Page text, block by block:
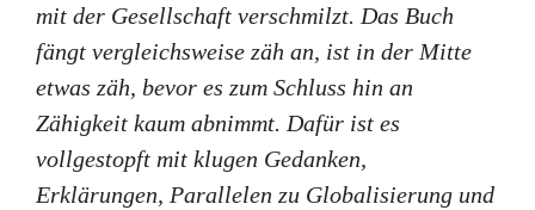
mit der Gesellschaft verschmilzt. Das Buch
fängt vergleichsweise zäh an, ist in der Mitte
etwas zäh, bevor es zum Schluss hin an
Zähigkeit kaum abnimmt. Dafür ist es
vollgestopft mit klugen Gedanken,
Erklärungen, Parallelen zu Globalisierung und